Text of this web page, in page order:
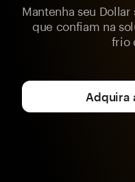
Mantenha seu
que confiam na
frio
Adquira